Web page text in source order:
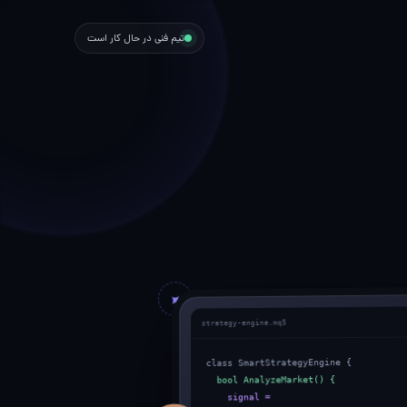
تیم فنی در حال کار است
strategy-engine.mq5
class SmartStrategyEngine {
bool AnalyzeMarket() {
signal = ai.Predict(data);